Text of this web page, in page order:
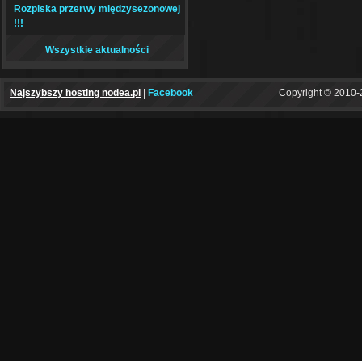
Rozpiska przerwy międzysezonowej
!!!
Wszystkie aktualności
Copyright © 2010-
Najszybszy hosting nodea.pl Facebook